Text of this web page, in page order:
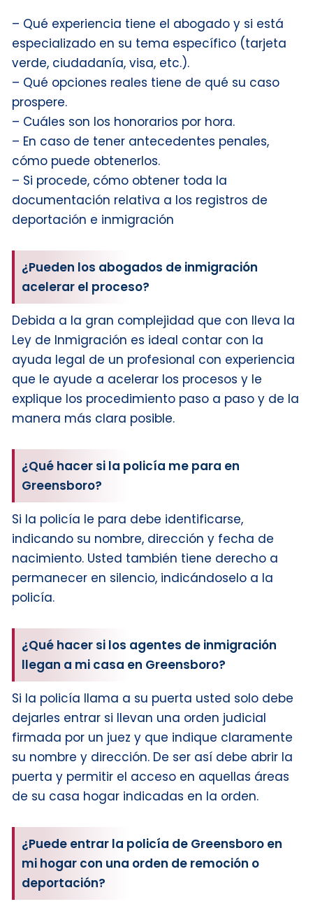
– Qué experiencia tiene el abogado y si está
especializado en su tema específico (tarjeta
verde, ciudadanía, visa, etc.).
– Qué opciones reales tiene de qué su caso
prospere.
– Cuáles son los honorarios por hora.
– En caso de tener antecedentes penales,
cómo puede obtenerlos.
– Si procede, cómo obtener toda la
documentación relativa a los registros de
deportación e inmigración
¿Pueden los abogados de inmigración
acelerar el proceso?
Debida a la gran complejidad que con lleva la
Ley de Inmigración es ideal contar con la
ayuda legal de un profesional con experiencia
que le ayude a acelerar los procesos y le
explique los procedimiento paso a paso y de la
manera más clara posible.
¿Qué hacer si la policía me para en
Greensboro?
Si la policía le para debe identificarse,
indicando su nombre, dirección y fecha de
nacimiento. Usted también tiene derecho a
permanecer en silencio, indicándoselo a la
policía.
¿Qué hacer si los agentes de inmigración
llegan a mi casa en Greensboro?
Si la policía llama a su puerta usted solo debe
dejarles entrar si llevan una orden judicial
firmada por un juez y que indique claramente
su nombre y dirección. De ser así debe abrir la
puerta y permitir el acceso en aquellas áreas
de su casa hogar indicadas en la orden.
¿Puede entrar la policía de Greensboro en
mi hogar con una orden de remoción o
deportación?